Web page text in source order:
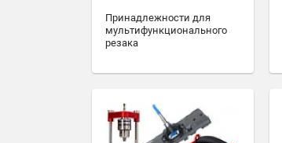
Принадлежности для
мультифункционального
резака